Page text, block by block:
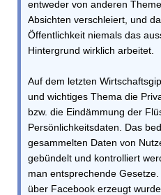
entweder von anderen
Absichten verschleiert, und
Öffentlichkeit niemals das
Hintergrund wirklich arbeitet.
Auf dem letzten
und wichtiges Thema die
bzw. die Eindämmung der
Persönlichkeitsdaten. Das
gesammelten Daten von
gebündelt und kontrolliert
man entsprechende
über Facebook erzeugt